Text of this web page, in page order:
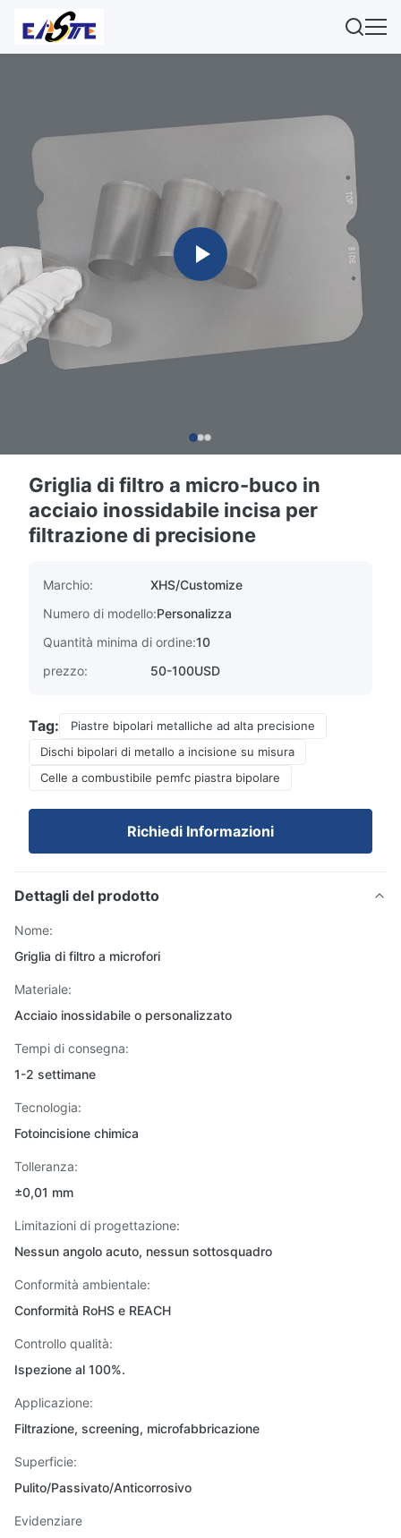
Griglia di filtro a micro-buco in
acciaio inossidabile incisa per
filtrazione di precisione
Marchio:
XHS/Customize
Numero di modello:Personalizza
Quantità minima di ordine:10
prezzo:
50-100USD
Tag:
Piastre bipolari metalliche ad alta precisione
Dischi bipolari di metallo a incisione su misura
Celle a combustibile pemfc piastra bipolare
Richiedi Informazioni
Dettagli del prodotto
Nome:
Griglia di filtro a microfori
Materiale:
Acciaio inossidabile o personalizzato
Tempi di consegna:
1-2 settimane
Tecnologia:
Fotoincisione chimica
Tolleranza:
±0,01 mm
Limitazioni di progettazione:
Nessun angolo acuto, nessun sottosquadro
Conformità ambientale:
Conformità RoHS e REACH
Controllo qualità:
Ispezione al 100%.
Applicazione:
Filtrazione, screening, microfabbricazione
Superficie:
Pulito/Passivato/Anticorrosivo
Evidenziare